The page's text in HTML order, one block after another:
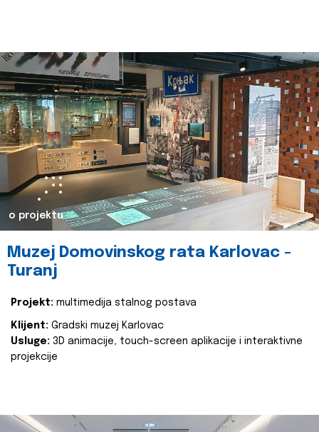
o projektu
Muzej Domovinskog rata Karlovac -
Turanj
Projekt: multimedija stalnog postava
Klijent: Gradski muzej Karlovac
Usluge: 3D animacije, touch-screen aplikacije i interaktivne
projekcije